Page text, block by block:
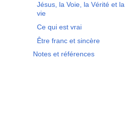
Jésus, la Voie, la Vérité et la
vie
Ce qui est vrai
Être franc et sincère
Notes et références